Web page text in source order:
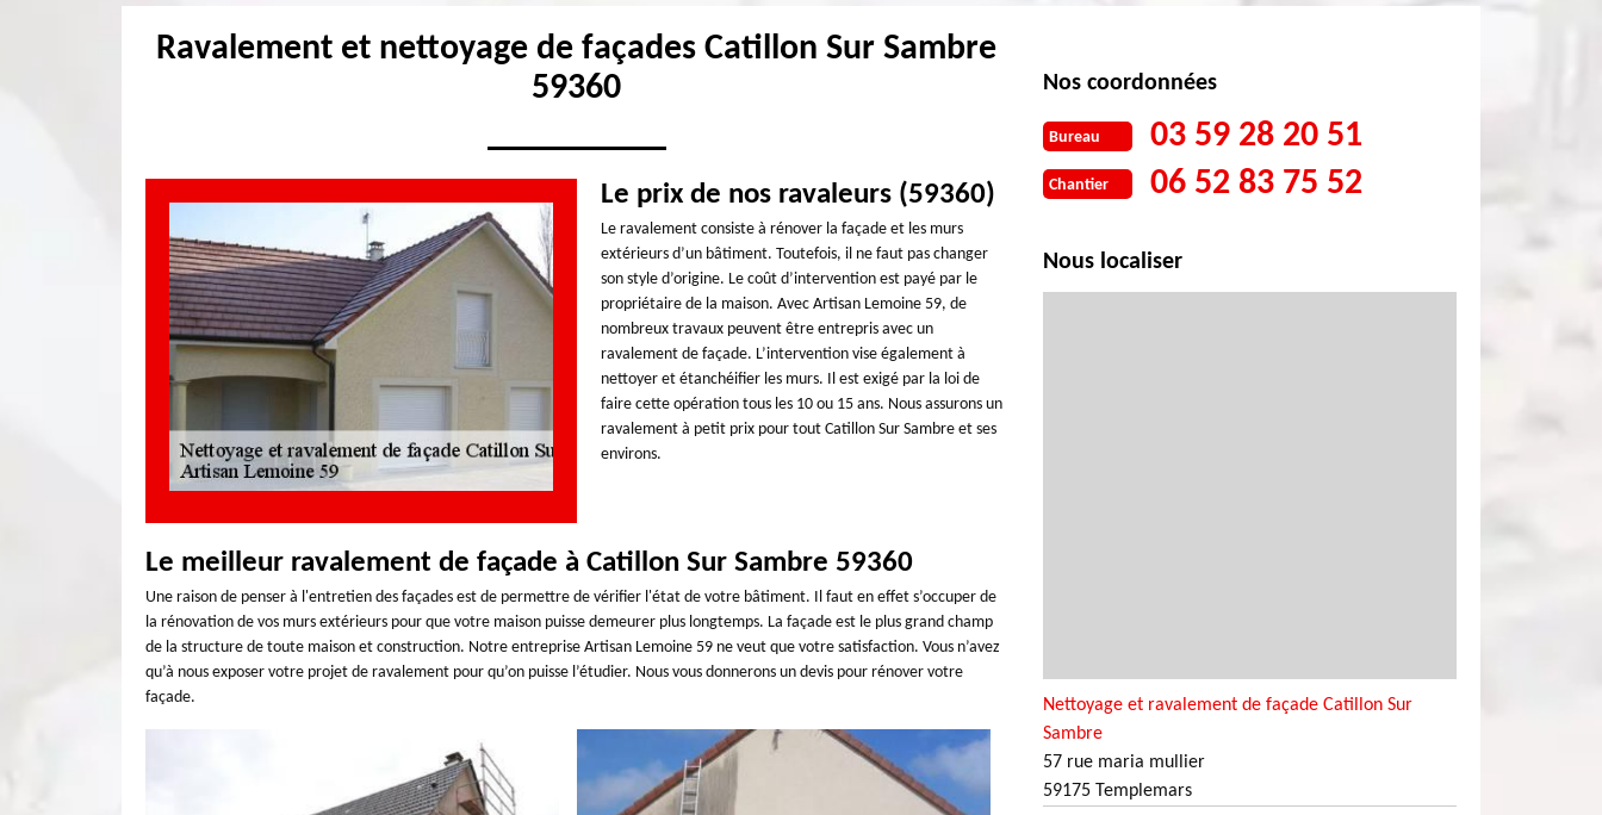
Ravalement et nettoyage de façades Catillon Sur Sambre
59360
Le prix de nos ravaleurs (59360)
Le ravalement consiste à rénover la façade et les murs
extérieurs d’un bâtiment. Toutefois, il ne faut pas changer
son style d’origine. Le coût d’intervention est payé par le
propriétaire de la maison. Avec Artisan Lemoine 59, de
nombreux travaux peuvent être entrepris avec un
ravalement de façade. L’intervention vise également à
nettoyer et étanchéifier les murs. Il est exigé par la loi de
faire cette opération tous les 10 ou 15 ans. Nous assurons un
ravalement à petit prix pour tout Catillon Sur Sambre et ses
environs.
Le meilleur ravalement de façade à Catillon Sur Sambre 59360
Une raison de penser à l'entretien des façades est de permettre de vérifier l'état de votre bâtiment. Il faut en effet s’occuper de
la rénovation de vos murs extérieurs pour que votre maison puisse demeurer plus longtemps. La façade est le plus grand champ
de la structure de toute maison et construction. Notre entreprise Artisan Lemoine 59 ne veut que votre satisfaction. Vous n’avez
qu’à nous exposer votre projet de ravalement pour qu’on puisse l’étudier. Nous vous donnerons un devis pour rénover votre
façade.
Nos coordonnées
Bureau 03 59 28 20 51
Chantier 06 52 83 75 52
Nous localiser
Nettoyage et ravalement de façade Catillon Sur
Sambre
57 rue maria mullier
59175 Templemars